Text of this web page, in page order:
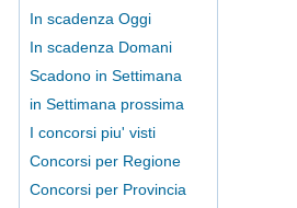
In scadenza Oggi
In scadenza Domani
Scadono in Settimana
in Settimana prossima
I concorsi piu' visti
Concorsi per Regione
Concorsi per Provincia